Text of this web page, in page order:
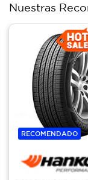
Nuestras
RECOMENDADO